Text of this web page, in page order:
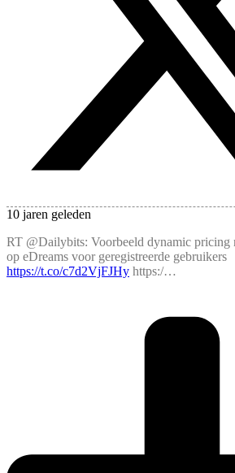
10 jaren geleden
RT @Dailybits: Voorbeeld dynamic pricing
op eDreams voor geregistreerde gebruikers
https://t.co/c7d2VjFJHy https:/…